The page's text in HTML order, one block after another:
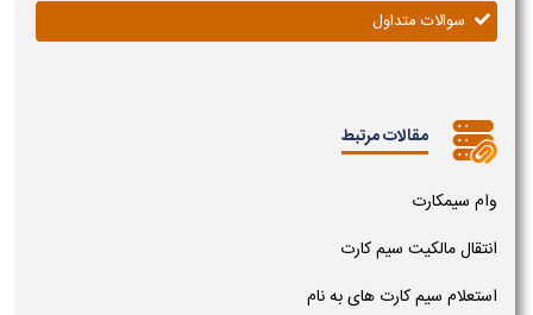
سوالات متداول
مقالات مرتبط
وام سیمکارت
انتقال مالکیت سیم کارت
استعلام سیم کارت های به نام